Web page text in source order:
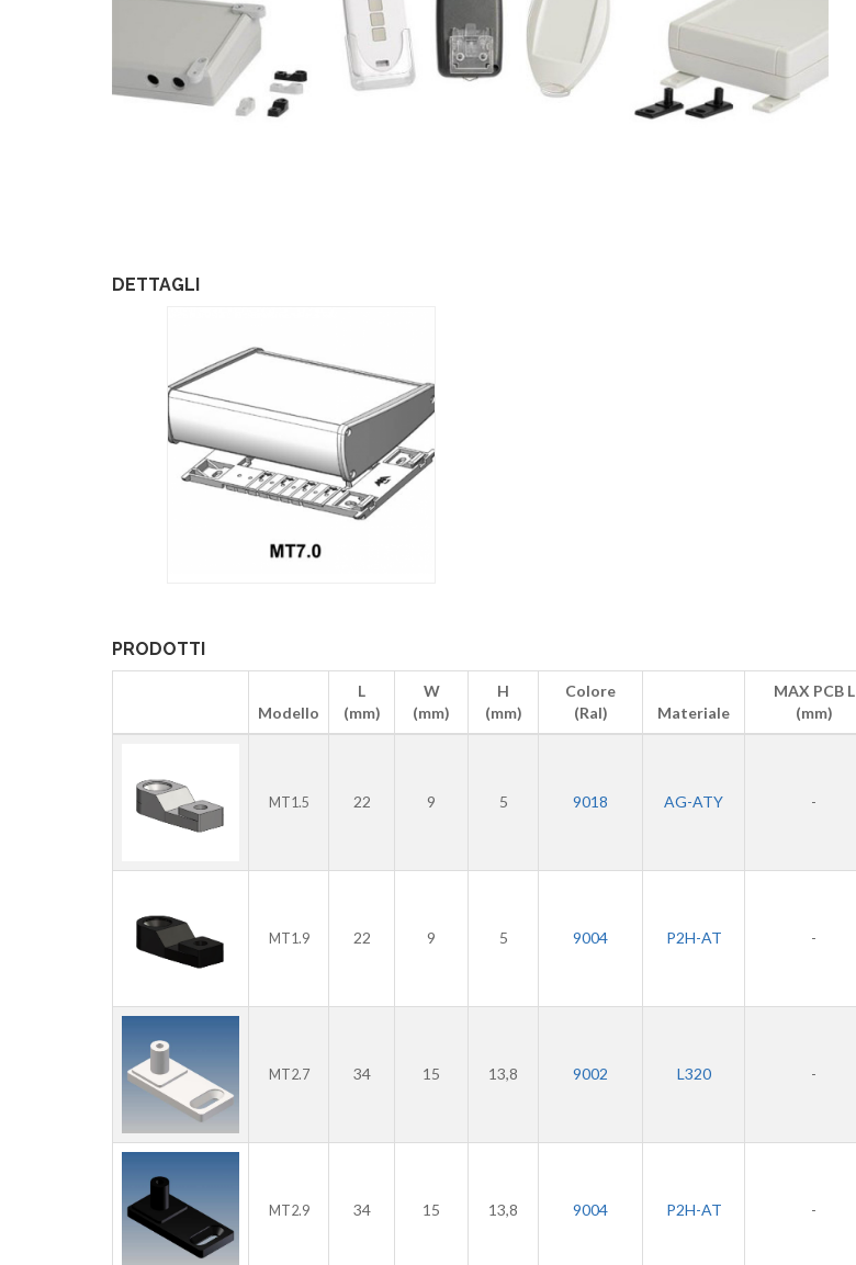
DETTAGLI
PRODOTTI
Modello
L
(mm)
W
(mm)
H
(mm)
Colore
(Ral)
Materiale
MAX PCB L
(mm)
MT1.5 22 9 5 9018 AG-ATY -
MT1.9 22 9 5 9004 P2H-AT -
MT2.7 34 15 13,8 9002 L320 -
MT2.9 34 15 13,8 9004 P2H-AT -